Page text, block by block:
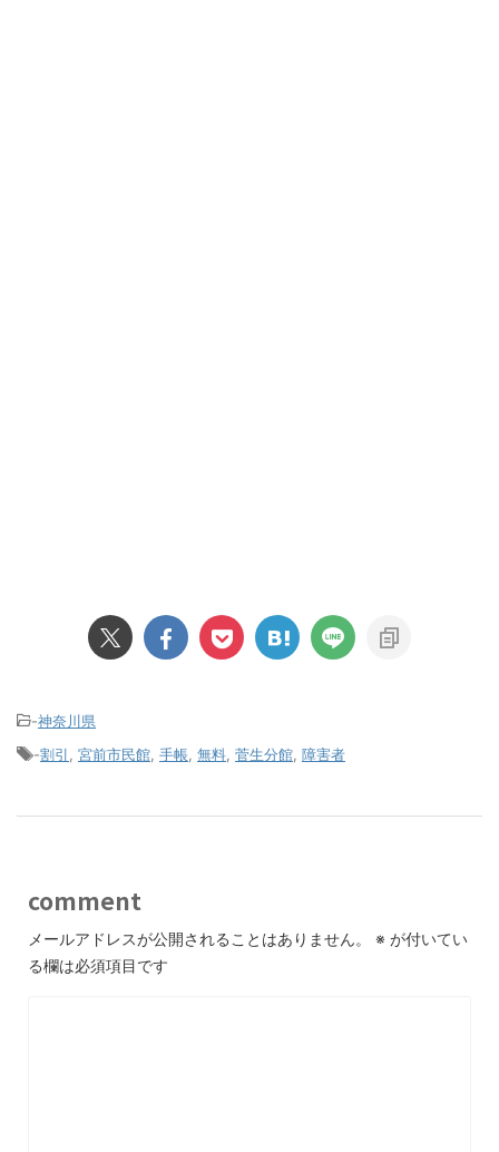
-神奈川県
-割引 宮前市民館 手帳 無料 菅生分館 障害者
comment
メールアドレスが公開されることはありません。 ※ が付いてい
る欄は必須項目です